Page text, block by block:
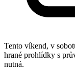
Tento víkend, v
hrané prohlídky s
nutná.